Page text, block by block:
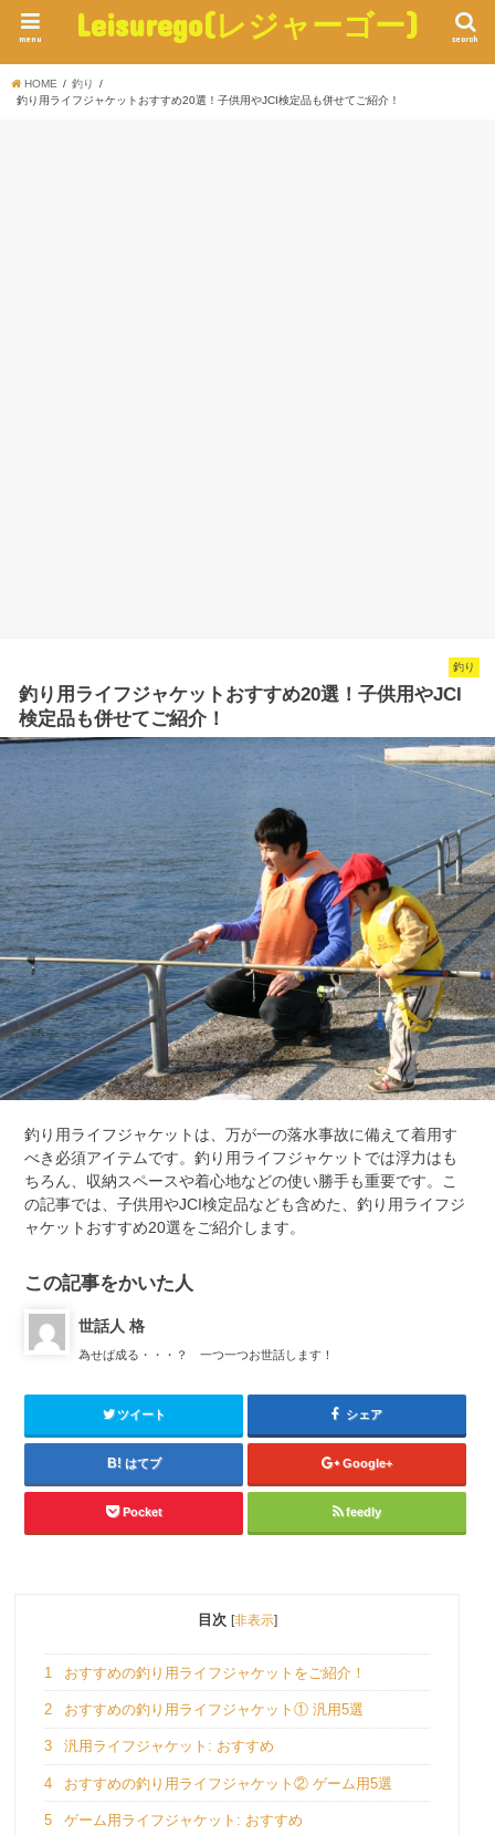
Leisurego(レジャーゴー) search
menu
HOME
釣り
釣り用ライフジャケットおすすめ20選！子供用やJCI検定品も併せてご紹介！
釣り
釣り用ライフジャケットおすすめ20選！子供用やJCI
検定品も併せてご紹介！
釣り用ライフジャケットは、万が一の落水事故に備えて着用す
べき必須アイテムです。釣り用ライフジャケットでは浮力はも
ちろん、収納スペースや着心地などの使い勝手も重要です。こ
の記事では、子供用やJCI検定品なども含めた、釣り用ライフジ
ャケットおすすめ20選をご紹介します。
この記事をかいた人
世話人 格
為せば成る・・・？ 一つ一つお世話します！
ツイート シェア
はてブ Google+
Pocket feedly
目次 [非表示]
1 おすすめの釣り用ライフジャケットをご紹介！
2 おすすめの釣り用ライフジャケット① 汎用5選
3 汎用ライフジャケット: おすすめ
4 おすすめの釣り用ライフジャケット② ゲーム用5選
5 ゲーム用ライフジャケット: おすすめ